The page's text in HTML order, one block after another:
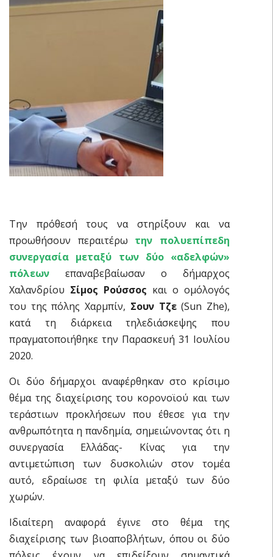
Την πρόθεσή τους να στηρίξουν και να
προωθήσουν περαιτέρω την πολυεπίπεδη
συνεργασία μεταξύ των δύο «αδελφών»
πόλεων
επαναβεβαίωσαν ο δήμαρχος
Χαλανδρίου Σίμος Ρούσσος και ο ομόλογός
του της πόλης Χαρμπίν, Σουν Τζε(Sun Zhe),
κατά τη διάρκεια τηλεδιάσκεψης που
πραγματοποιήθηκε την Παρασκευή 31 Ιουλίου
2020.
Οι δύο δήμαρχοι αναφέρθηκαν στο κρίσιμο
θέμα της διαχείρισης του κορονοϊού και των
τεράστιων προκλήσεων που έθεσε για την
ανθρωπότητα η πανδημία, σημειώνοντας ότι η
συνεργασία Ελλάδας- Κίνας για την
αντιμετώπιση των δυσκολιών στον τομέα
αυτό, εδραίωσε τη φιλία μεταξύ των δύο
χωρών.
Ιδιαίτερη αναφορά έγινε στο θέμα της
διαχείρισης των βιοαποβλήτων, όπου οι δύο